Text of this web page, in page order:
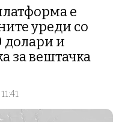
е
уреди со
долари и
за вештачка